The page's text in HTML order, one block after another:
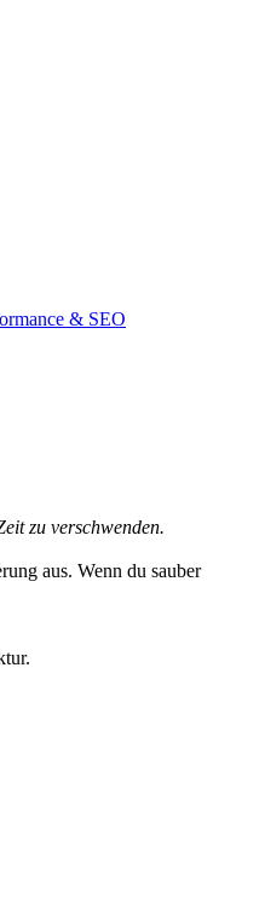
& SEO
zu verschwenden.
aus. Wenn du sauber